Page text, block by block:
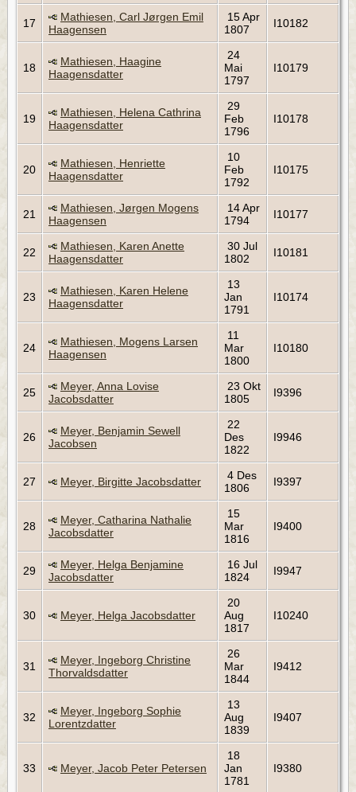
17
Mathiesen, Carl Jørgen Emil
Haagensen
15 Apr
1807
I10182
18
Mathiesen, Haagine
Haagensdatter
24
Mai
1797
I10179
19
Mathiesen, Helena Cathrina
Haagensdatter
29
Feb
1796
I10178
20
Mathiesen, Henriette
Haagensdatter
10
Feb
1792
I10175
21
Mathiesen, Jørgen Mogens
Haagensen
14 Apr
1794
I10177
22
Mathiesen, Karen Anette
Haagensdatter
30 Jul
1802
I10181
23
Mathiesen, Karen Helene
Haagensdatter
13
Jan
1791
I10174
24
Mathiesen, Mogens Larsen
Haagensen
11
Mar
1800
I10180
25
Meyer, Anna Lovise
Jacobsdatter
23 Okt
1805
I9396
26
Meyer, Benjamin Sewell
Jacobsen
22
Des
1822
I9946
27 Meyer, Birgitte Jacobsdatter
4 Des
1806
I9397
28
Meyer, Catharina Nathalie
Jacobsdatter
15
Mar
1816
I9400
29
Meyer, Helga Benjamine
Jacobsdatter
16 Jul
1824
I9947
30 Meyer, Helga Jacobsdatter
20
Aug
1817
I10240
31
Meyer, Ingeborg Christine
Thorvaldsdatter
26
Mar
1844
I9412
32
Meyer, Ingeborg Sophie
Lorentzdatter
13
Aug
1839
I9407
33 Meyer, Jacob Peter Petersen
18
Jan
1781
I9380